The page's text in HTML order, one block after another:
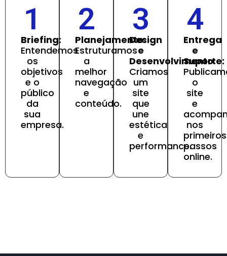
1
Briefing:
Entendemos
os
objetivos
e o
público
da
sua
empresa.
2
Planejamento:
Estruturamos
a
melhor
navegação
e
conteúdo.
3
Design
e
Desenvolvimento:
Criamos
um
site
que
une
estética
e
performance.
4
Entrega
e
Suporte:
o
site
e
nos
primeiros
passos
online.